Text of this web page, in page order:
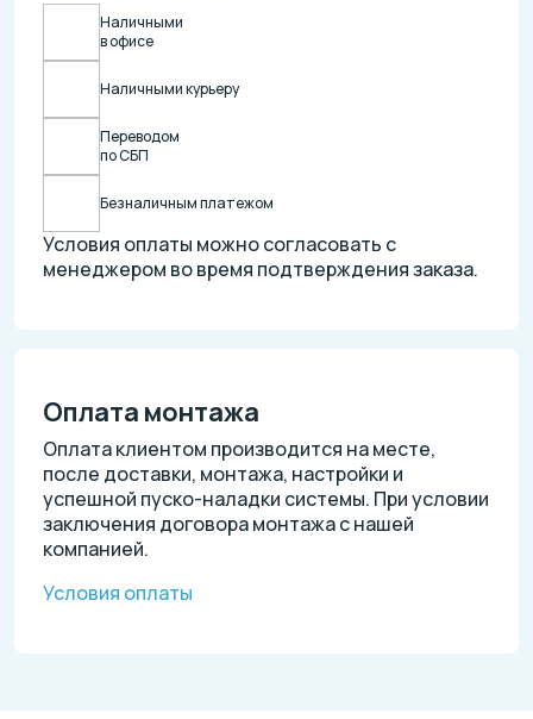
Наличными
в офисе
Наличными курьеру
Переводом
по СБП
Безналичным платежом
Условия оплаты можно согласовать с
менеджером во время подтверждения заказа.
Оплата монтажа
Оплата клиентом производится на месте,
после доставки, монтажа, настройки и
успешной пуско-наладки системы. При условии
заключения договора монтажа с нашей
компанией.
Условия оплаты